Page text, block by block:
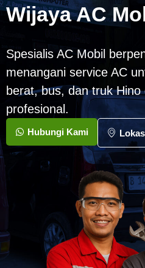
Wijaya AC
Spesialis AC Mobil
menangani service AC
berat, bus, dan truk Hino
profesional.
Hubungi Kami